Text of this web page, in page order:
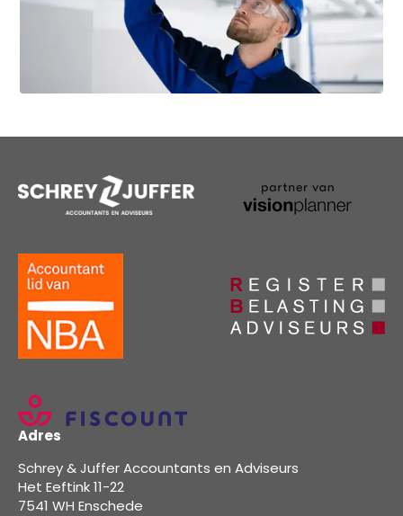
Adres
Schrey & Juffer Accountants en Adviseurs
Het Eeftink 11-22
7541 WH Enschede